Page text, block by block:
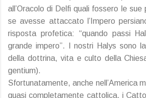
all’Oracolo di Delfi quali fossero le
se avesse attaccato l’Impero
risposta profetica: “quando passi
grande impero”. I nostri Halys sono
della dottrina, vita e culto della
gentium).
Sfortunatamente, anche nell’America
quasi completamente cattolica, i